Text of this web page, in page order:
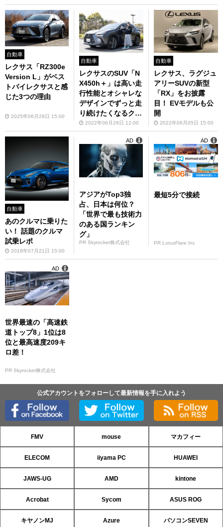
自動車
レクサス「RZ300e
Version L」がベス
トバイレクサスと感
じた3つの理由
2025年06月28日 15:00
自動車
レクサスのSUV「N
X450h＋」は高い走
行性能とオシャレな
デザインでずっと走
り続けたくなるクル
マ2022年06月26日 12:00
自動車
レクサス、ラグジュ
アリーSUVの新型
「RX」をお披露
目！ EVモデルも公
開
2022年06月05日 15:00
自動車
あのクルマに乗りた
い！ 話題のクルマ
試乗レポ
2018年07月21日 15:00
アジアがTop3独
占、日本は何位？
「世界で最も技術力
のある国ランキン
グ」
PR Skyrocket株式会社
AD
最短5分で接続
PR LotusFlare Inc
AD
世界最速の「高速鉄
道トップ8」1位は8
位と最高速度209キ
ロ差！
PR Skyrocket株式会社
AD
公式アカウントをフォローして最新情報を手に入れよう
FMV mouse マカフィー
ELECOM iiyama PC HUAWEI
JAWS-UG AMD kintone
Acrobat Sycom ASUS ROG
キヤノンMJ Azure パソコンSEVEN